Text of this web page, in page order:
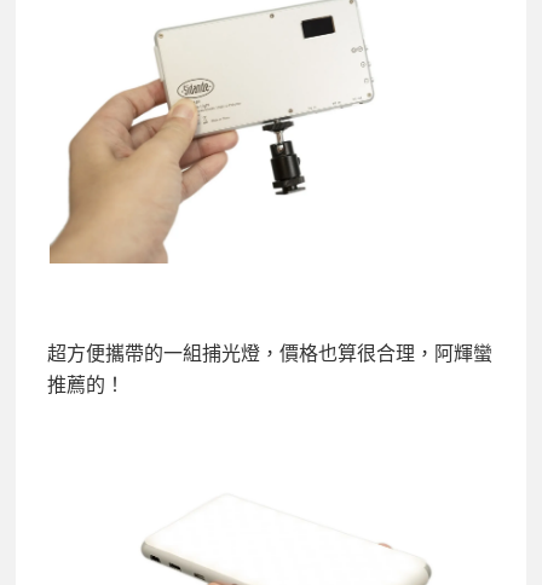
超方便攜帶的一組捕光燈，價格也算很合理，阿輝蠻
推薦的！